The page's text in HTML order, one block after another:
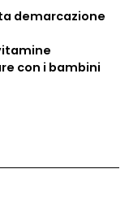
demarcazione
con i bambini